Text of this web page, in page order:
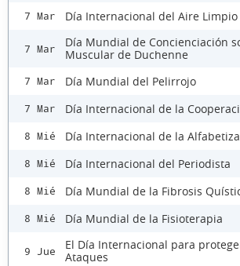
7 Mar Día Internacional del Aire
7 Mar
Día Mundial de Concienciación
Muscular de Duchenne
7 Mar Día Mundial del Pelirrojo
7 Mar Día Internacional de la
8 Mié Día Internacional de la
8 Mié Día Internacional del Periodista
8 Mié Día Mundial de la Fibrosis
8 Mié Día Mundial de la Fisioterapia
9 Jue
El Día Internacional para
Ataques